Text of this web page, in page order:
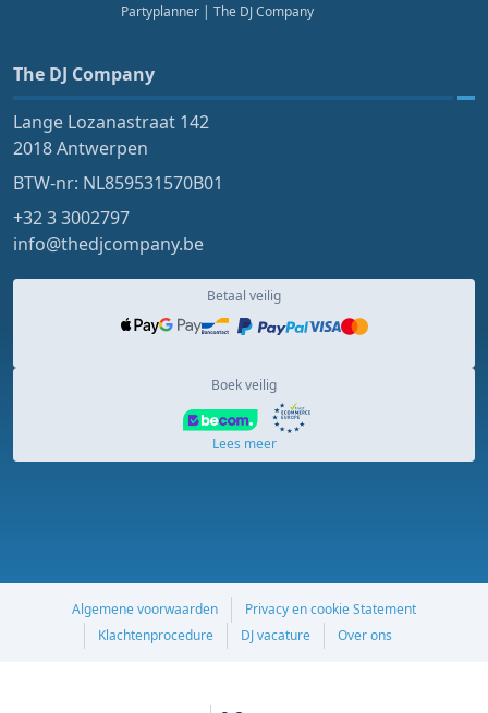
Partyplanner | The DJ Company
The DJ Company
Lange Lozanastraat 142
2018 Antwerpen
BTW-nr: NL859531570B01
+32 3 3002797
info@thedjcompany.be
Betaal veilig
Boek veilig
Lees meer
Algemene voorwaarden
Privacy en cookie Statement
Klachtenprocedure
DJ vacature Over ons